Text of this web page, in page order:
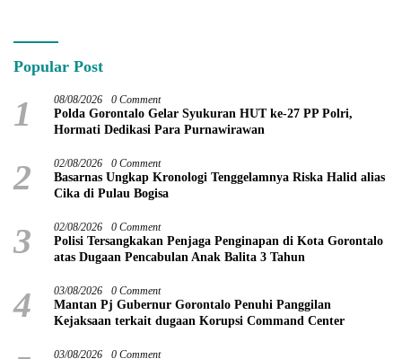
Popular Post
1 08/08/2026 0 Comment
Polda Gorontalo Gelar Syukuran HUT ke-27 PP Polri,
Hormati Dedikasi Para Purnawirawan
2 02/08/2026 0 Comment
Basarnas Ungkap Kronologi Tenggelamnya Riska Halid alias
Cika di Pulau Bogisa
3 02/08/2026 0 Comment
Polisi Tersangkakan Penjaga Penginapan di Kota Gorontalo
atas Dugaan Pencabulan Anak Balita 3 Tahun
4 03/08/2026 0 Comment
Mantan Pj Gubernur Gorontalo Penuhi Panggilan
Kejaksaan terkait dugaan Korupsi Command Center
03/08/2026 0 Comment